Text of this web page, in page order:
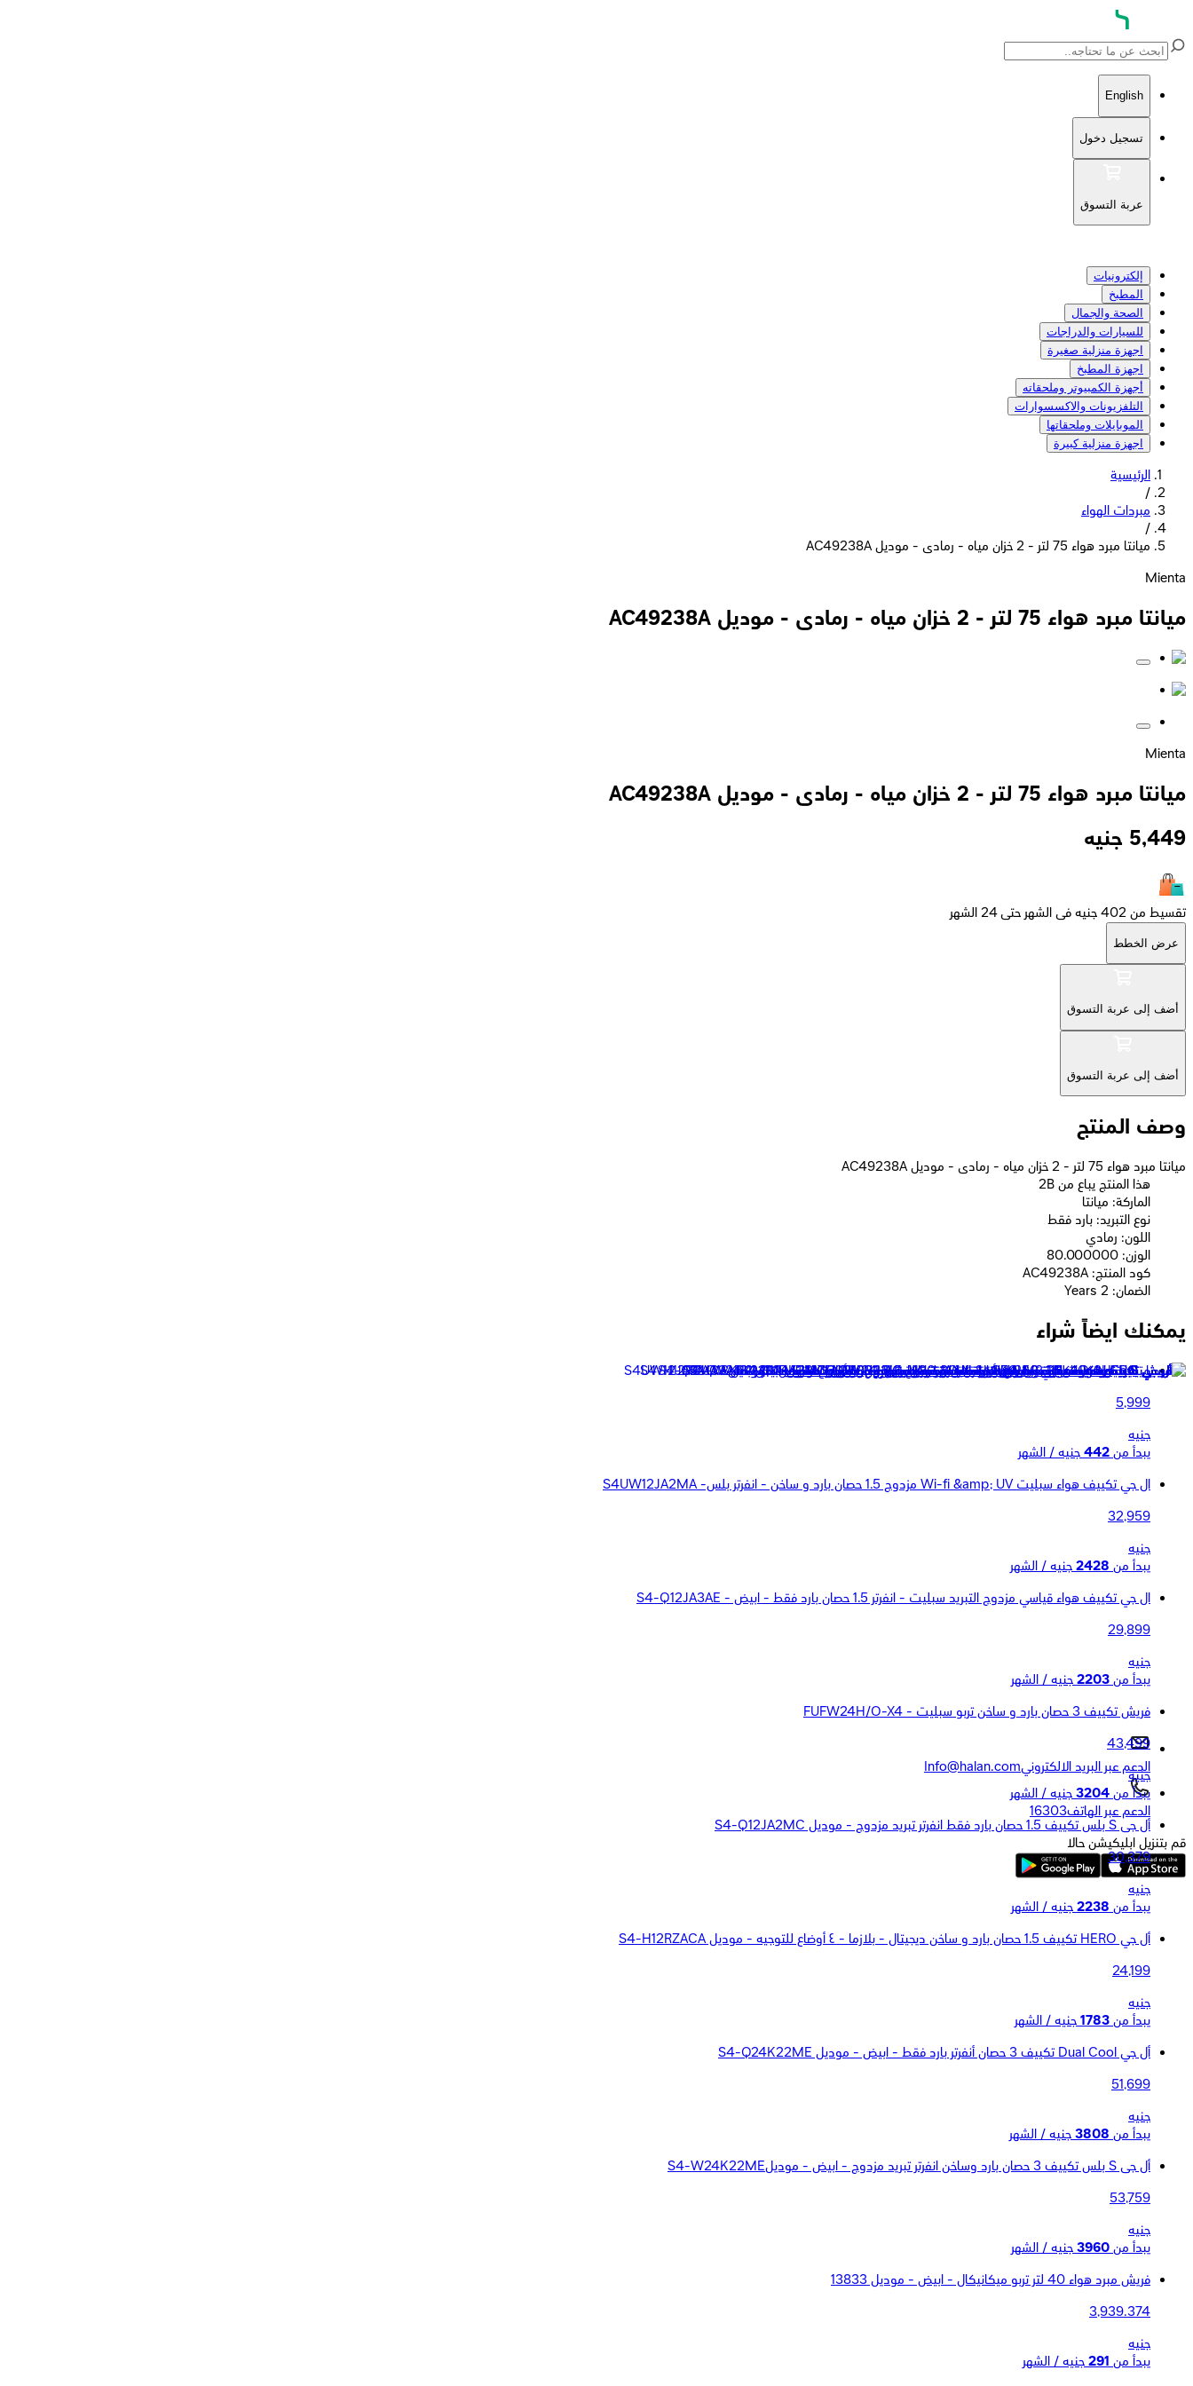
English
تسجيل دخول
عربة التسوق
إلكترونيات
المطبخ
الصحة والجمال
للسيارات والدراجات
اجهزة منزلية صغيرة
اجهزة المطبخ
أجهزة الكمبيوتر وملحقاته
التلفزيونات والاكسسوارات
الموبايلات وملحقاتها
اجهزة منزلية كبيرة
الرئيسية
/
مبردات الهواء
/
ميانتا مبرد هواء 75 لتر - 2 خزان مياه - رمادى - موديل AC49238A
Mienta
ميانتا مبرد هواء 75 لتر - 2 خزان مياه - رمادى - موديل AC49238A
Mienta
ميانتا مبرد هواء 75 لتر - 2 خزان مياه - رمادى - موديل AC49238A
5,449 جنيه
تقسيط من 402 جنيه فى الشهر حتى 24 الشهر
عرض الخطط
أضف إلى عربة التسوق
أضف إلى عربة التسوق
وصف المنتج
ميانتا مبرد هواء 75 لتر - 2 خزان مياه - رمادى - موديل AC49238A
2B هذا المنتج يباع من
الماركة: ميانتا
نوع التبريد: بارد فقط
اللون: رمادي
الوزن: 80.000000
كود المنتج: AC49238A
الضمان: 2 Years
يمكنك ايضاً شراء
ميديا تيك مبرد هواء بقوة 250 وات سعة 80 لتر - ابيض - MT-AC603
5,999
جنيه
يبدأ من 442 جنيه / الشهر
ال جي تكييف هواء سبليت Wi-fi &amp; UV مزدوج 1.5 حصان بارد و ساخن - انفرتر بلس- S4UW12JA2MA
32,959
جنيه
يبدأ من 2428 جنيه / الشهر
ال جي تكييف هواء قياسي مزدوج التبريد سبليت - انفرتر 1.5 حصان بارد فقط - ابيض - S4-Q12JA3AE
29,899
جنيه
يبدأ من 2203 جنيه / الشهر
فريش تكييف 3 حصان بارد و ساخن تربو سبليت - FUFW24H/O-X4
43,499
جنيه
يبدأ من 3204 جنيه / الشهر
أل جى S بلس تكييف 1.5 حصان بارد فقط انفرتر تبريد مزدوج - موديل S4-Q12JA2MC
30,379
جنيه
يبدأ من 2238 جنيه / الشهر
أل جي HERO تكييف 1.5 حصان بارد و ساخن ديجيتال - بلازما - ٤ أوضاع للتوجيه - موديل S4-H12RZACA
24,199
جنيه
يبدأ من 1783 جنيه / الشهر
أل جي Dual Cool تكييف 3 حصان أنفرتر بارد فقط - ابيض - موديل S4-Q24K22ME
51,699
جنيه
يبدأ من 3808 جنيه / الشهر
أل جى S بلس تكييف 3 حصان بارد وساخن انفرتر تبريد مزدوج - ابيض - موديلS4-W24K22ME
53,759
جنيه
يبدأ من 3960 جنيه / الشهر
فريش مبرد هواء 40 لتر تربو ميكانيكال - ابيض - موديل 13833
3,939.374
جنيه
يبدأ من 291 جنيه / الشهر
الدعم عبر البريد الالكترونيInfo@halan.com
الدعم عبر الهاتف16303
قم بتنزيل ابليكيشن حالا